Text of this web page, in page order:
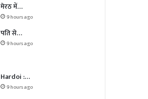
मेरठ में…
9 hours ago
पति से…
9 hours ago
Hardoi :…
9 hours ago